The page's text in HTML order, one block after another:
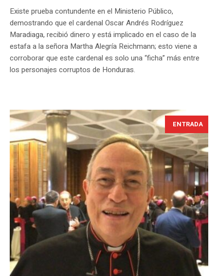
Existe prueba contundente en el Ministerio Público,
demostrando que el cardenal Oscar Andrés Rodríguez
Maradiaga, recibió dinero y está implicado en el caso de la
estafa a la señora Martha Alegría Reichmann; esto viene a
corroborar que este cardenal es solo una “ficha” más entre
los personajes corruptos de Honduras.
ENTRADA